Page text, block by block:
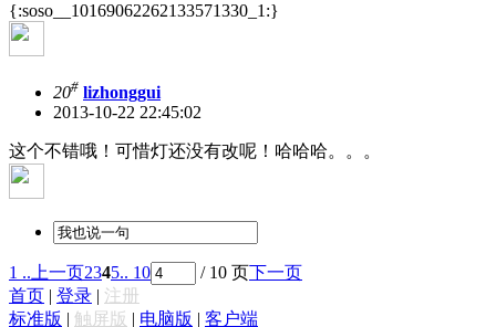
{:soso__10169062262133571330_1:}
20# lizhonggui
2013-10-22 22:45:02
这个不错哦！可惜灯还没有改呢！哈哈哈。。。
1 ..上一页2345.. 10 / 10 页
下一页
首页
登录
注册
标准版
触屏版 电脑版 客户端